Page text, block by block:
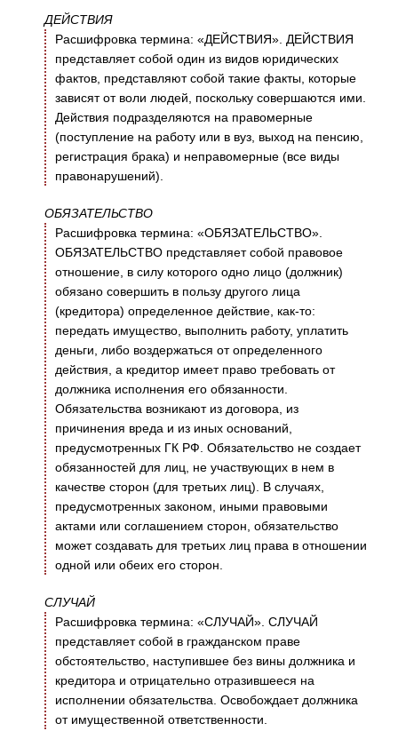
ДЕЙСТВИЯ
Расшифровка термина: «ДЕЙСТВИЯ». ДЕЙСТВИЯ
представляет собой один из видов юридических
фактов, представляют собой такие факты, которые
зависят от воли людей, поскольку совершаются ими.
Действия подразделяются на правомерные
(поступление на работу или в вуз, выход на пенсию,
регистрация брака) и неправомерные (все виды
правонарушений).
ОБЯЗАТЕЛЬСТВО
Расшифровка термина: «ОБЯЗАТЕЛЬСТВО».
ОБЯЗАТЕЛЬСТВО представляет собой правовое
отношение, в силу которого одно лицо (должник)
обязано совершить в пользу другого лица
(кредитора) определенное действие, как-то:
передать имущество, выполнить работу, уплатить
деньги, либо воздержаться от определенного
действия, а кредитор имеет право требовать от
должника исполнения его обязанности.
Обязательства возникают из договора, из
причинения вреда и из иных оснований,
предусмотренных ГК РФ. Обязательство не создает
обязанностей для лиц, не участвующих в нем в
качестве сторон (для третьих лиц). В случаях,
предусмотренных законом, иными правовыми
актами или соглашением сторон, обязательство
может создавать для третьих лиц права в отношении
одной или обеих его сторон.
СЛУЧАЙ
Расшифровка термина: «СЛУЧАЙ». СЛУЧАЙ
представляет собой в гражданском праве
обстоятельство, наступившее без вины должника и
кредитора и отрицательно отразившееся на
исполнении обязательства. Освобождает должника
от имущественной ответственности.